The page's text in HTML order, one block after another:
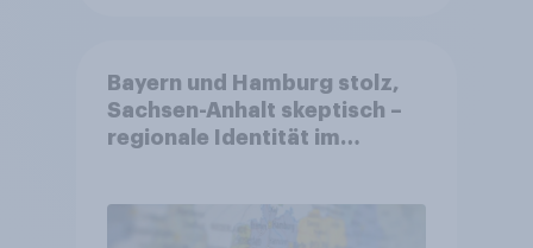
Bayern und Hamburg stolz,
Sachsen-Anhalt skeptisch –
regionale Identität im